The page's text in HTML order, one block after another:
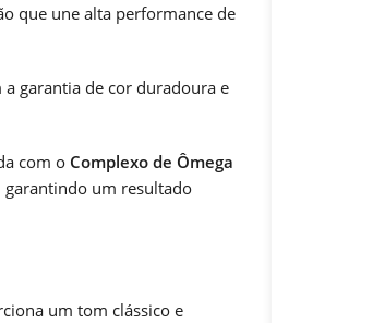
que une alta performance de
garantia de cor duradoura e
com o Complexo de Ômega
um resultado
um tom clássico e